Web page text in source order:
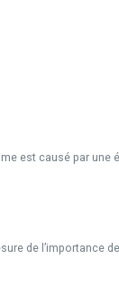
est causé par une
de l’importance